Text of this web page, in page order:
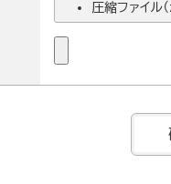
圧縮ファイル